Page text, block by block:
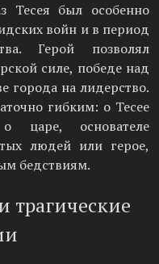
Тесея был особенно
войн и в период
Герой позволял
силе, победе над
города на лидерство.
гибким: о Тесее
царе, основателе
людей или герое,
бедствиям.
трагические